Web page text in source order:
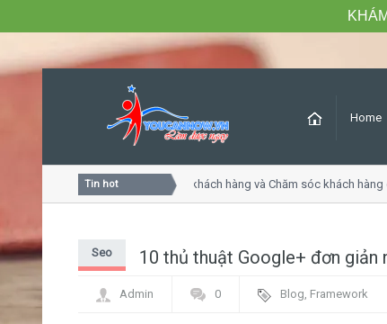
Home
Tin hot
Khóa học Tư duy dịch vụ khách hàng và Chăm sóc khách hàng
10 thủ thuật Google+ đơn giản
Seo
Admin 0 Blog, Framework